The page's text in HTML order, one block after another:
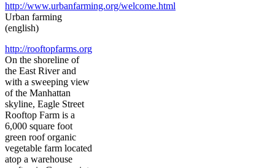
http://www.urbanfarming.org/welcome.html
Urban farming
(english)
http://rooftopfarms.org
On the shoreline of
the East River and
with a sweeping view
of the Manhattan
skyline, Eagle Street
Rooftop Farm is a
6,000 square foot
green roof organic
vegetable farm located
atop a warehouse